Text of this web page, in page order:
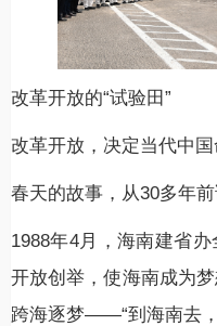
改革开放的“试验田”
改革开放，决定当代中国
春天的故事，从30多年前
1988年4月，海南建省
开放创举，使海南成为
跨海逐梦——“到海南去